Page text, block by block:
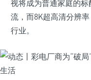
视将成为普通家庭的标
流，而8K超高清分辨
行业。